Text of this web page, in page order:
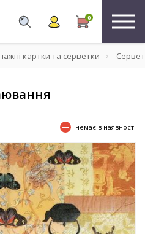
0
картки та серветки
немає в наявності